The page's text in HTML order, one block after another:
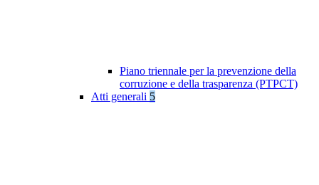
Piano triennale per la prevenzione della
corruzione e della trasparenza (PTPCT)
Atti generali 5